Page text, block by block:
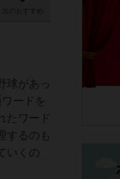
次のおすすめ
球があっ
ードを
たワード
するのも
いくの